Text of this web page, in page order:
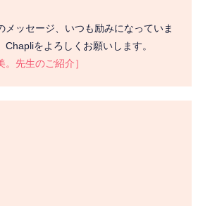
メッセージ、いつも励みになっていま
Chapliをよろしくお願いします。
先生のご紹介］